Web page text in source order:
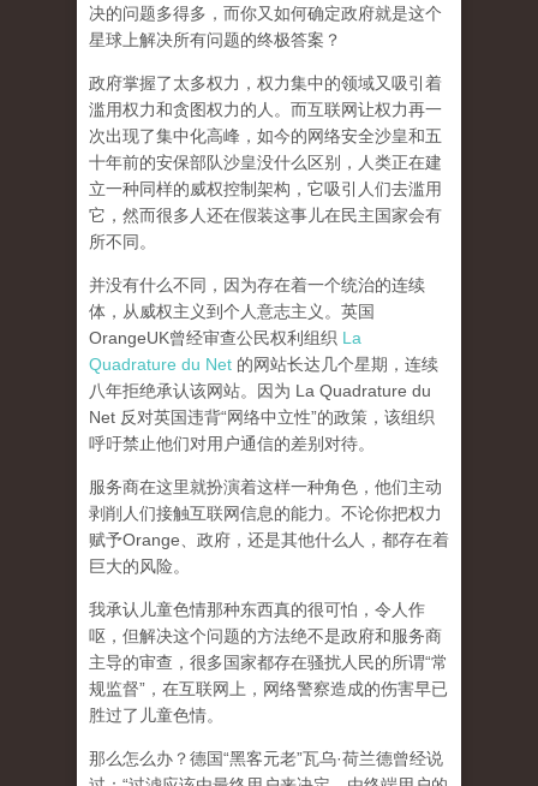
决的问题多得多，而你又如何确定政府就是这个
星球上解决所有问题的终极答案？
政府掌握了太多权力，权力集中的领域又吸引着
滥用权力和贪图权力的人。而互联网让权力再一
次出现了集中化高峰， 如今的网络安全沙皇和五
十年前的安保部队沙皇没什么区别，人类正在建
立一种同样的威权控制架构，它吸引人们去滥用
它，然而很多人还在假装这事儿在民主国家会有
所不同。
并没有什么不同，因为存在着一个统治的连续
体，从威权主义到个人意志主义。英国
OrangeUK曾经审查公民权利组织 La
Quadrature du Net 的网站长达几个星期，连续
八年拒绝承认该网站。因为 La Quadrature du
Net 反对英国违背“网络中立性”的政策，该组织
呼吁禁止他们对用户通信的差别对待。
服务商在这里就扮演着这样一种角色，他们主动
剥削人们接触互联网信息的能力。不论你把权力
赋予Orange、政府，还是其他什么人，都存在着
巨大的风险。
我承认儿童色情那种东西真的很可怕，令人作
呕，但解决这个问题的方法绝不是政府和服务商
主导的审查，很多国家都存在骚扰人民的所谓“常
规监督”，在互联网上，网络警察造成的伤害早已
胜过了儿童色情。
那么怎么办？德国“黑客元老”瓦乌·荷兰德曾经说